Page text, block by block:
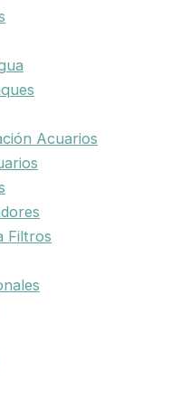
Acuarios
Filtros